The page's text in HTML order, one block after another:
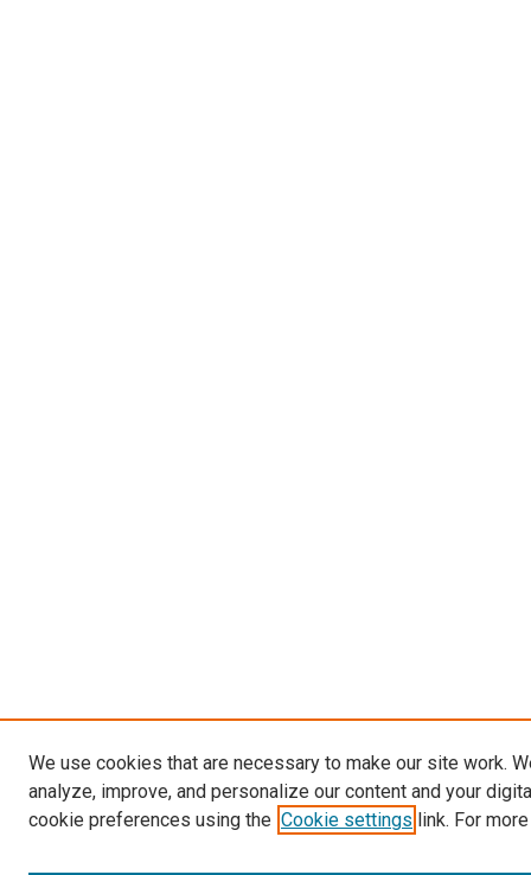
We use cookies that are necessary to make our site work.
analyze, improve, and personalize our content and your
cookie preferences using the Cookie settings link. For